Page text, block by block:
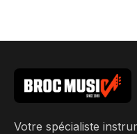
Votre spécialiste